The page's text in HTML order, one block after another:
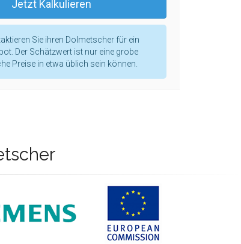
Jetzt Kalkulieren
Sie ihren Dolmetscher für ein
Der Schätzwert ist nur eine grobe
Preise in etwa üblich sein können.